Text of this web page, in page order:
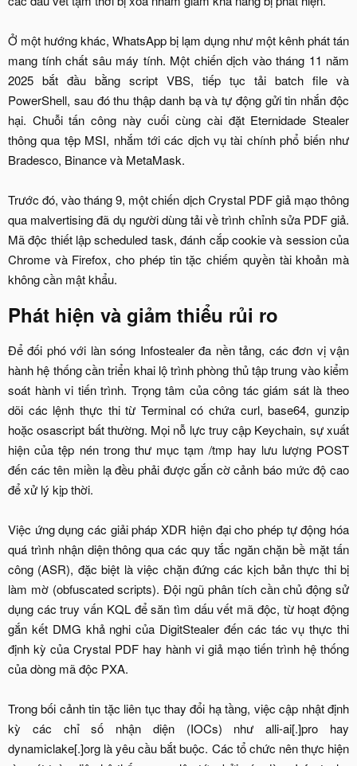
Ở một hướng khác, WhatsApp bị lạm dụng như một kênh phát tán
mang tính chất sâu máy tính. Một chiến dịch vào tháng 11 năm
2025 bắt đầu bằng script VBS, tiếp tục tải batch file và
PowerShell, sau đó thu thập danh bạ và tự động gửi tin nhắn độc
hại. Chuỗi tấn công này cuối cùng cài đặt Eternidade Stealer
thông qua tệp MSI, nhắm tới các dịch vụ tài chính phổ biến như
Bradesco, Binance và MetaMask.
Trước đó, vào tháng 9, một chiến dịch Crystal PDF giả mạo thông
qua malvertising đã dụ người dùng tải về trình chỉnh sửa PDF giả.
Mã độc thiết lập scheduled task, đánh cắp cookie và session của
Chrome và Firefox, cho phép tin tặc chiếm quyền tài khoản mà
không cần mật khẩu.​
Phát hiện và giảm thiểu rủi ro​
Để đối phó với làn sóng Infostealer đa nền tảng, các đơn vị vận
hành hệ thống cần triển khai lộ trình phòng thủ tập trung vào kiểm
soát hành vi tiến trình. Trọng tâm của công tác giám sát là theo
dõi các lệnh thực thi từ Terminal có chứa curl, base64, gunzip
hoặc osascript bất thường. Mọi nỗ lực truy cập Keychain, sự xuất
hiện của tệp nén trong thư mục tạm /tmp hay lưu lượng POST
đến các tên miền lạ đều phải được gắn cờ cảnh báo mức độ cao
để xử lý kịp thời.
Việc ứng dụng các giải pháp XDR hiện đại cho phép tự động hóa
quá trình nhận diện thông qua các quy tắc ngăn chặn bề mặt tấn
công (ASR), đặc biệt là việc chặn đứng các kịch bản thực thi bị
làm mờ (obfuscated scripts). Đội ngũ phân tích cần chủ động sử
dụng các truy vấn KQL để săn tìm dấu vết mã độc, từ hoạt động
gắn kết DMG khả nghi của DigitStealer đến các tác vụ thực thi
định kỳ của Crystal PDF hay hành vi giả mạo tiến trình hệ thống
của dòng mã độc PXA.
Trong bối cảnh tin tặc liên tục thay đổi hạ tầng, việc cập nhật định
kỳ các chỉ số nhận diện (IOCs) như alli-ai[.]pro hay
dynamiclake[.]org là yêu cầu bắt buộc. Các tổ chức nên thực hiện